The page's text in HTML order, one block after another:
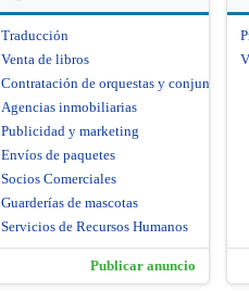
Traducción
Venta de libros
Contratación de orquestas y conjuntos
Agencias inmobiliarias
Publicidad y marketing
Envíos de paquetes
Socios Comerciales
Guarderías de mascotas
Servicios de Recursos Humanos
Publicar anuncio